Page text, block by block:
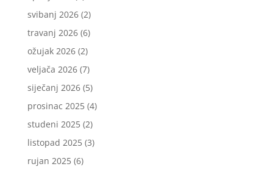
svibanj 2026(2)
travanj 2026(6)
ožujak 2026(2)
veljača 2026(7)
siječanj 2026(5)
prosinac 2025(4)
studeni 2025(2)
listopad 2025(3)
rujan 2025(6)